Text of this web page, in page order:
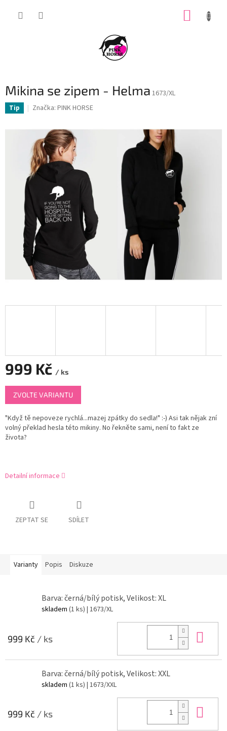
Mikina se zipem - Helma 1673/XL
Tip Značka: PINK HORSE
999 Kč / ks
Měrná
cena:
ZVOLTE VARIANTU
"Když tě nepoveze rychlá...mazej zpátky do sedla!" :-) Asi tak nějak zní
volný překlad hesla této mikiny. No řekněte sami, není to fakt ze
života?
Detailní informace
ZEPTAT SE SDÍLET
Varianty Popis Diskuze
Barva: černá/bílý potisk, Velikost: XL
skladem (1 ks) | 1673/XL
999 Kč / ks
Barva: černá/bílý potisk, Velikost: XXL
skladem (1 ks) | 1673/XXL
999 Kč / ks